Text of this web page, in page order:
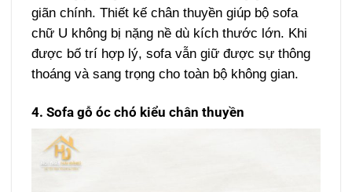
giãn chính. Thiết kế chân thuyền giúp bộ sofa
chữ U không bị nặng nề dù kích thước lớn. Khi
được bố trí hợp lý, sofa vẫn giữ được sự thông
thoáng và sang trọng cho toàn bộ không gian.
4. Sofa gỗ óc chó kiểu chân thuyền